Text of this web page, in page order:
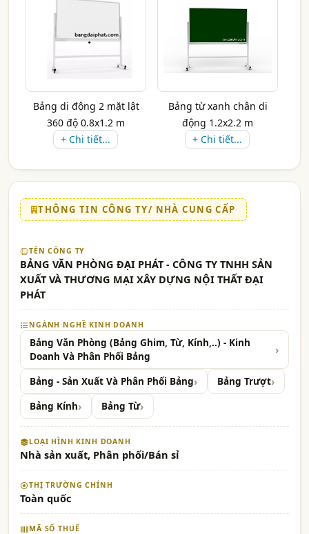
Bảng di động 2 mặt lật
360 độ 0.8x1.2 m
+ Chi tiết...
Bảng từ xanh chân di
động 1.2x2.2 m
+ Chi tiết...
THÔNG TIN CÔNG TY/ NHÀ CUNG CẤP
TÊN CÔNG TY
BẢNG VĂN PHÒNG ĐẠI PHÁT - CÔNG TY TNHH SẢN
XUẤT VÀ THƯƠNG MẠI XÂY DỰNG NỘI THẤT ĐẠI
PHÁT
NGÀNH NGHỀ KINH DOANH
Bảng Văn Phòng (Bảng Ghim, Từ, Kính,..) - Kinh
Doanh Và Phân Phối Bảng
Bảng - Sản Xuất Và Phân Phối Bảng
Bảng Trượt
Bảng Kính
Bảng Từ
LOẠI HÌNH KINH DOANH
Nhà sản xuất, Phân phối/Bán sỉ
THỊ TRƯỜNG CHÍNH
Toàn quốc
MÃ SỐ THUẾ